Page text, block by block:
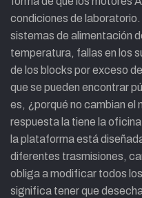
condiciones de
sistemas de alimentación
temperatura, fallas en los
de los blocks por exceso
que se pueden encontrar
es, ¿porqué no cambian el
respuesta la tiene la
la plataforma está
diferentes trasmisiones,
obliga a modificar todos
significa tener que